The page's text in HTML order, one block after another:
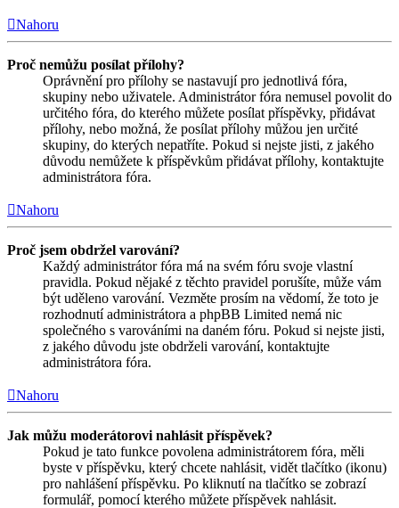
Nahoru
Proč nemůžu posílat přílohy?
Oprávnění pro přílohy se nastavují pro jednotlivá fóra,
skupiny nebo uživatele. Administrátor fóra nemusel povolit do
určitého fóra, do kterého můžete posílat příspěvky, přidávat
přílohy, nebo možná, že posílat přílohy můžou jen určité
skupiny, do kterých nepatříte. Pokud si nejste jisti, z jakého
důvodu nemůžete k příspěvkům přidávat přílohy, kontaktujte
administrátora fóra.
Nahoru
Proč jsem obdržel varování?
Každý administrátor fóra má na svém fóru svoje vlastní
pravidla. Pokud nějaké z těchto pravidel porušíte, může vám
být uděleno varování. Vezměte prosím na vědomí, že toto je
rozhodnutí administrátora a phpBB Limited nemá nic
společného s varováními na daném fóru. Pokud si nejste jisti,
z jakého důvodu jste obdrželi varování, kontaktujte
administrátora fóra.
Nahoru
Jak můžu moderátorovi nahlásit příspěvek?
Pokud je tato funkce povolena administrátorem fóra, měli
byste v příspěvku, který chcete nahlásit, vidět tlačítko (ikonu)
pro nahlášení příspěvku. Po kliknutí na tlačítko se zobrazí
formulář, pomocí kterého můžete příspěvek nahlásit.